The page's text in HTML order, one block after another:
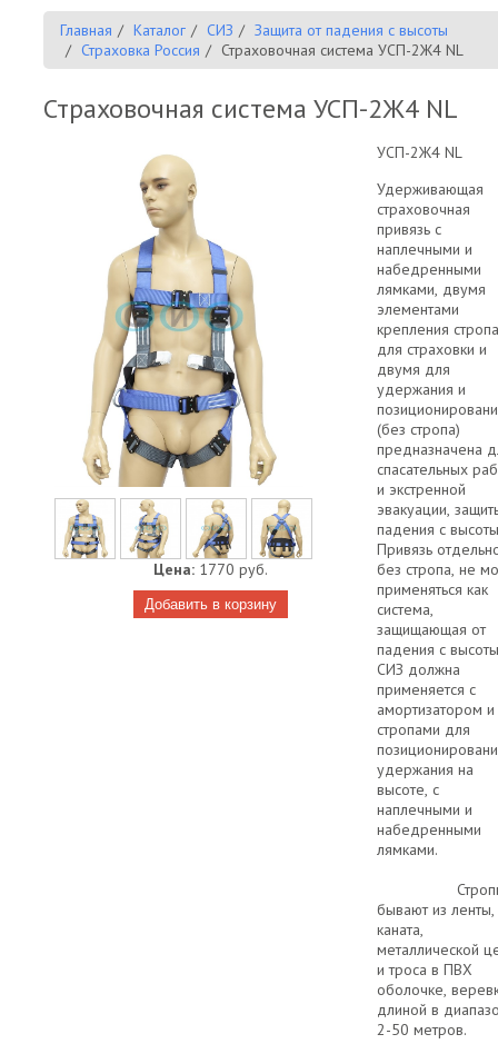
Главная Каталог СИЗ
Защита от падения с высоты
Страховка Россия
Страховочная система УСП-2Ж4 NL
Страховочная система УСП-2Ж4 NL
Цена:1770 руб.
УСП-2Ж4 NL
Удерживающая
страховочная
привязь с
наплечными и
набедренными
лямками, двумя
элементами
крепления стропа
для страховки и
двумя для
удержания и
(без стропа)
предназначена
спасательных
и экстренной
эвакуации,
падения с
Привязь
без стропа, не
применяться как
система,
защищающая от
падения с
СИЗ должна
применяется с
амортизатором и
стропами для
удержания на
высоте, с
наплечными и
набедренными
бывают из ленты,
каната,
металлической
и троса в ПВХ
оболочке,
длиной в
2-50 метров.